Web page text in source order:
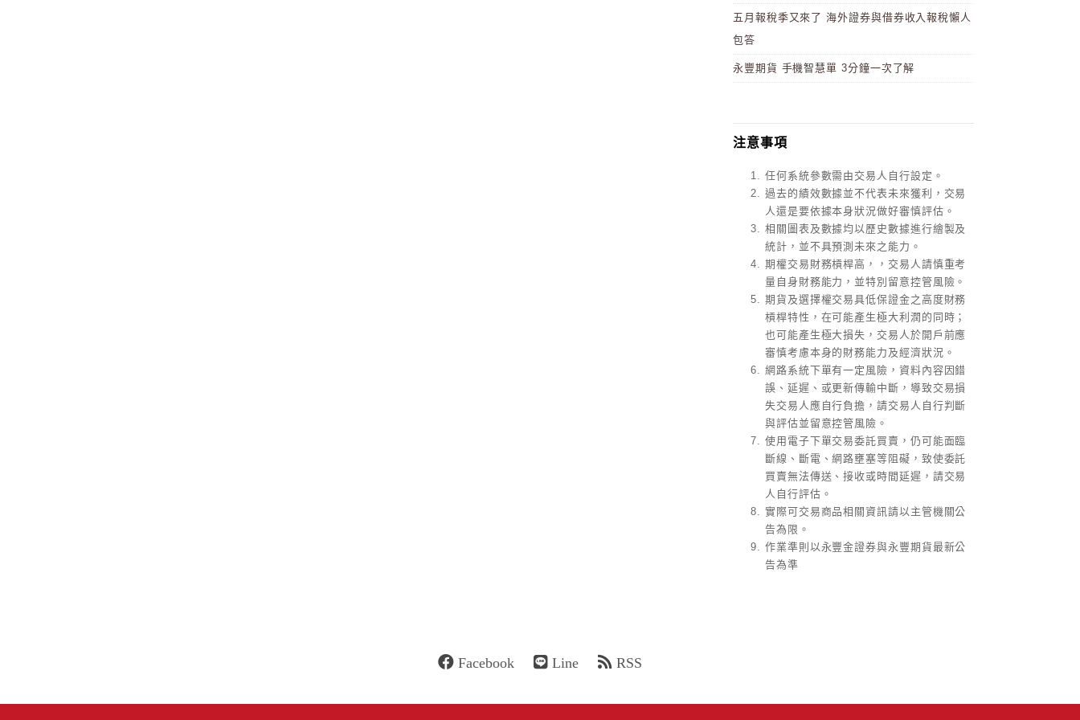
五月報稅季又來了 海外證券與借券收入報稅懶人
包答
永豐期貨 手機智慧單 3分鐘一次了解
注意事項
任何系統參數需由交易人自行設定。
過去的績效數據並不代表未來獲利，交易
人還是要依據本身狀況做好審慎評估。
相關圖表及數據均以歷史數據進行繪製及
統計，並不具預測未來之能力。
期權交易財務槓桿高，，交易人請慎重考
量自身財務能力，並特別留意控管風險。
期貨及選擇權交易具低保證金之高度財務
槓桿特性，在可能產生極大利潤的同時；
也可能產生極大損失，交易人於開戶前應
審慎考慮本身的財務能力及經濟狀況。
網路系統下單有一定風險，資料內容因錯
誤、延遲、或更新傳輸中斷，導致交易損
失交易人應自行負擔，請交易人自行判斷
與評估並留意控管風險。
使用電子下單交易委託買賣，仍可能面臨
斷線、斷電、網路壅塞等阻礙，致使委託
買賣無法傳送、接收或時間延遲，請交易
人自行評估。
實際可交易商品相關資訊請以主管機關公
告為限。
作業準則以永豐金證券與永豐期貨最新公
告為準
Facebook Line RSS